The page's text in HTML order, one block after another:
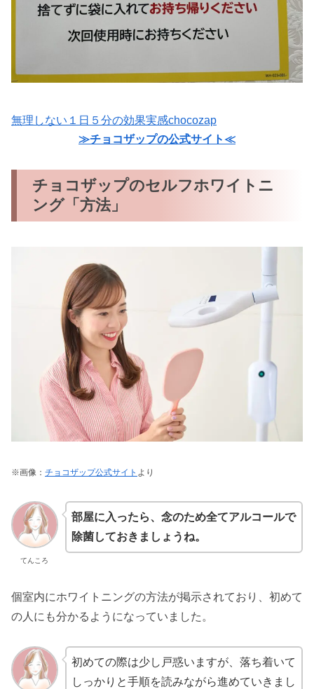
無理しない１日５分の効果実感chocozap
≫チョコザップの公式サイト≪
チョコザップのセルフホワイトニ
ング「方法」
※画像： チョコザップ公式サイト より
てんころ
部屋に入ったら、念のため全てアルコールで
除菌しておきましょうね。
個室内にホワイトニングの方法が掲示されており、初めて
の人にも分かるようになっていました。
初めての際は少し戸惑いますが、落ち着いて
しっかりと手順を読みながら進めていきまし